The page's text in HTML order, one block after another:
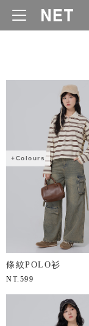
WOMEN
+Colours
條紋POLO衫
NT. 599